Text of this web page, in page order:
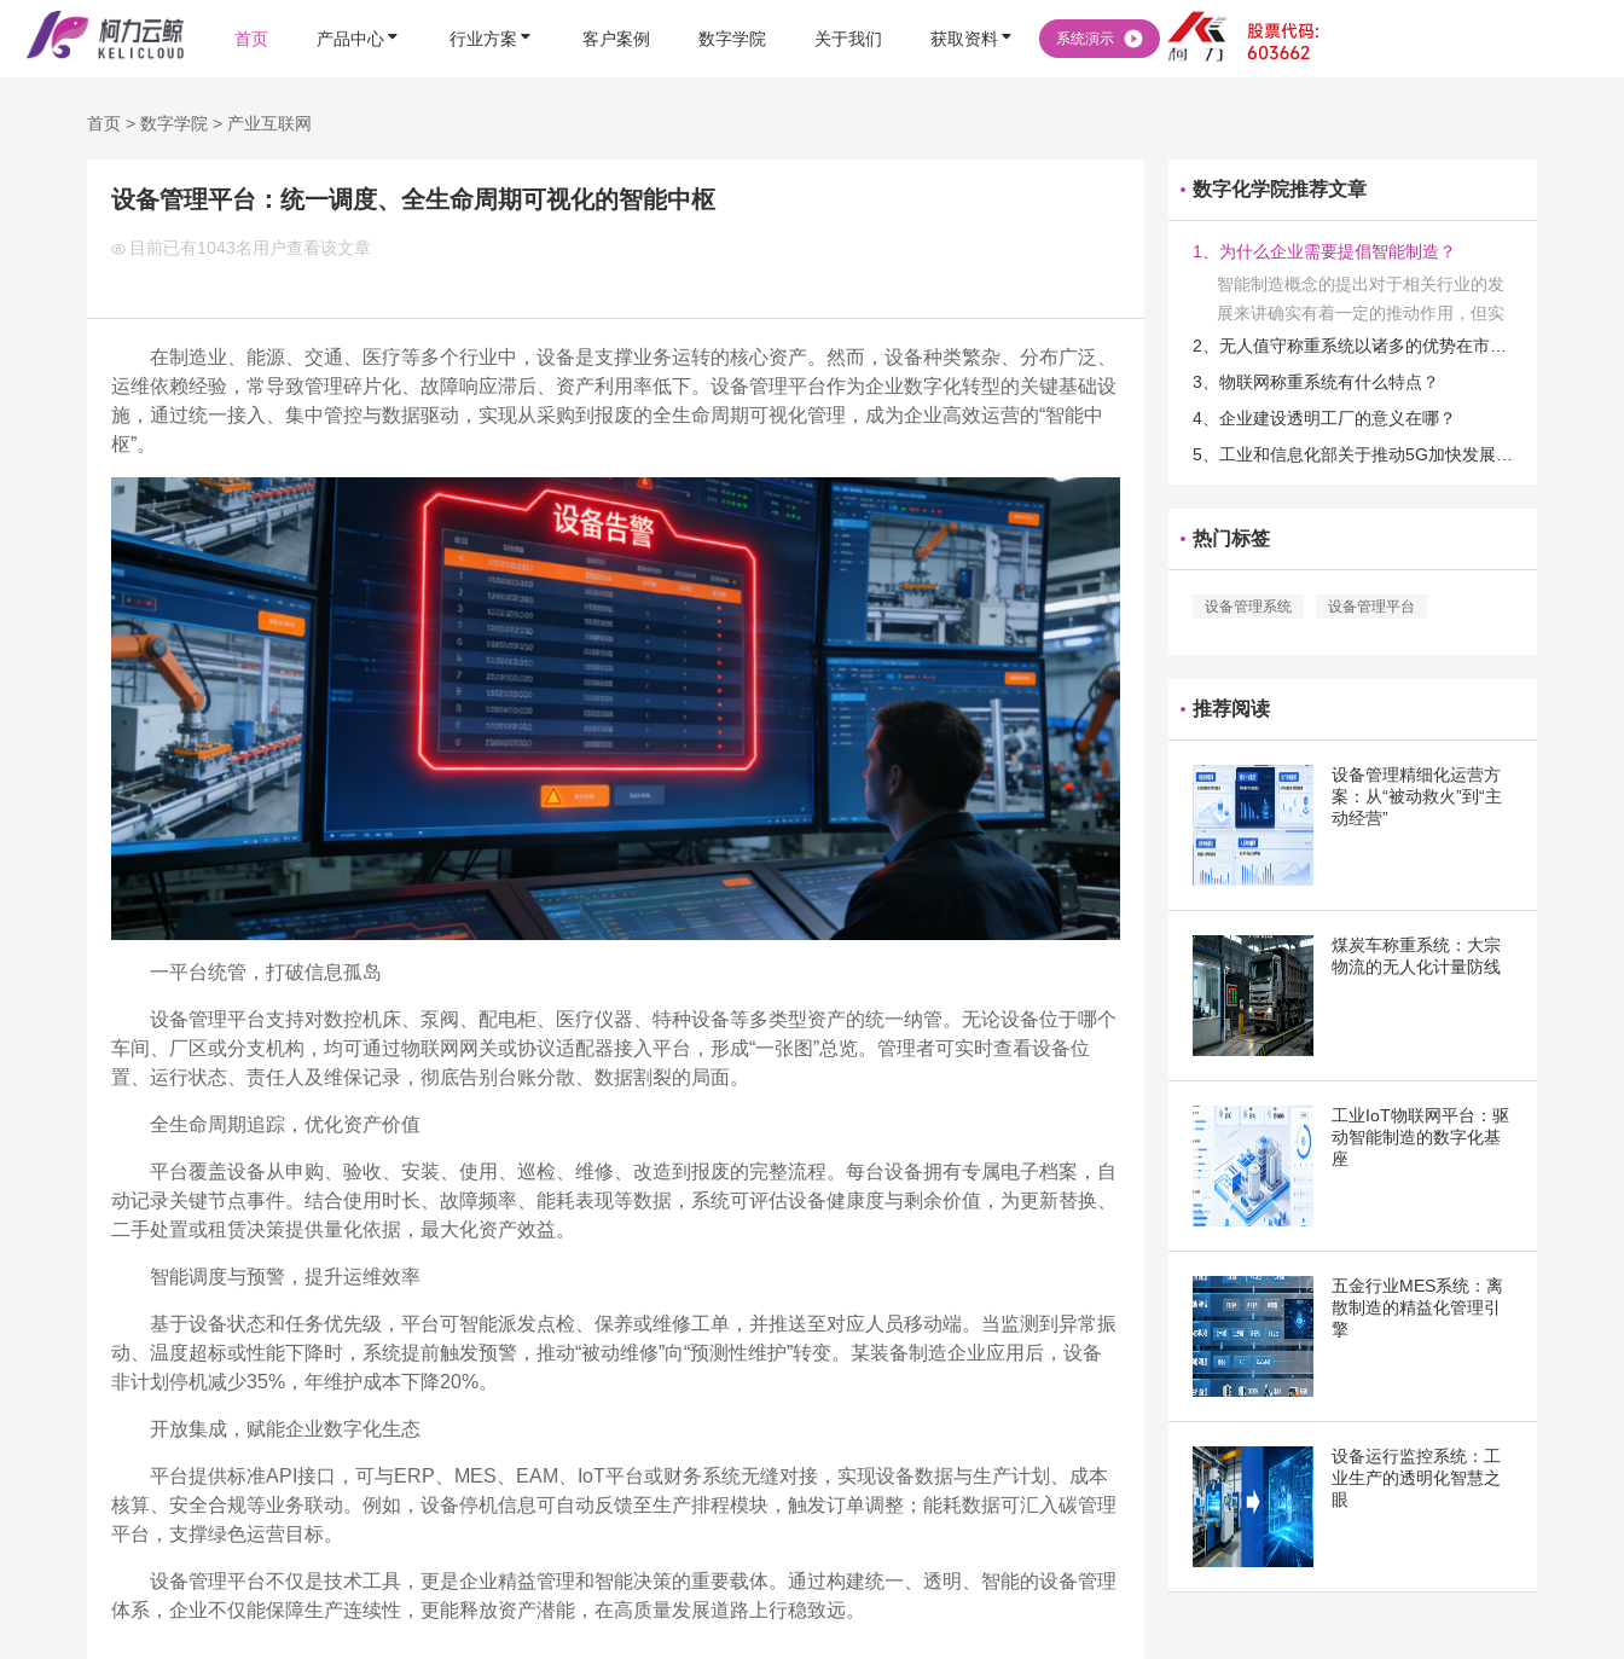
首页 产品中心 行业方案 客户案例 数字学院 关于我们 获取资料 系统演示
首页 > 数字学院 > 产业互联网
设备管理平台：统一调度、全生命周期可视化的智能中枢
目前已有1043名用户查看该文章
在制造业、能源、交通、医疗等多个行业中，设备是支撑业务运转的核心资产。然而，设备种类繁杂、分布广泛、
运维依赖经验，常导致管理碎片化、故障响应滞后、资产利用率低下。设备管理平台作为企业数字化转型的关键基础设
施，通过统一接入、集中管控与数据驱动，实现从采购到报废的全生命周期可视化管理，成为企业高效运营的“智能中
枢”。
一平台统管，打破信息孤岛
设备管理平台支持对数控机床、泵阀、配电柜、医疗仪器、特种设备等多类型资产的统一纳管。无论设备位于哪个
车间、厂区或分支机构，均可通过物联网网关或协议适配器接入平台，形成“一张图”总览。管理者可实时查看设备位
置、运行状态、责任人及维保记录，彻底告别台账分散、数据割裂的局面。
全生命周期追踪，优化资产价值
平台覆盖设备从申购、验收、安装、使用、巡检、维修、改造到报废的完整流程。每台设备拥有专属电子档案，自
动记录关键节点事件。结合使用时长、故障频率、能耗表现等数据，系统可评估设备健康度与剩余价值，为更新替换、
二手处置或租赁决策提供量化依据，最大化资产效益。
智能调度与预警，提升运维效率
基于设备状态和任务优先级，平台可智能派发点检、保养或维修工单，并推送至对应人员移动端。当监测到异常振
动、温度超标或性能下降时，系统提前触发预警，推动“被动维修”向“预测性维护”转变。某装备制造企业应用后，设备
非计划停机减少35%，年维护成本下降20%。
开放集成，赋能企业数字化生态
平台提供标准API接口，可与ERP、MES、EAM、IoT平台或财务系统无缝对接，实现设备数据与生产计划、成本
核算、安全合规等业务联动。例如，设备停机信息可自动反馈至生产排程模块，触发订单调整；能耗数据可汇入碳管理
平台，支撑绿色运营目标。
设备管理平台不仅是技术工具，更是企业精益管理和智能决策的重要载体。通过构建统一、透明、智能的设备管理
体系，企业不仅能保障生产连续性，更能释放资产潜能，在高质量发展道路上行稳致远。
数字化学院推荐文章
1、为什么企业需要提倡智能制造？
智能制造概念的提出对于相关行业的发
展来讲确实有着一定的推动作用，但实
际上在工业发展的过程当中，能够推动
相关产业发展的具体结束是非常的多
3、物联网称重系统有什么特点？
4、企业建设透明工厂的意义在哪？
热门标签
设备管理系统 设备管理平台
推荐阅读
设备管理精细化运营方
案：从“被动救火”到“主
动经营”
煤炭车称重系统：大宗
物流的无人化计量防线
工业IoT物联网平台：驱
动智能制造的数字化基
座
五金行业MES系统：离
散制造的精益化管理引
擎
设备运行监控系统：工
业生产的透明化智慧之
眼